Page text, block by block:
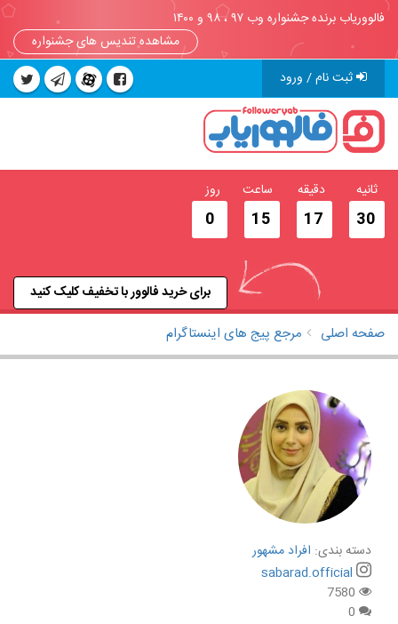
فالووریاب برنده جشنواره وب ۹۷ ، ۹۸ و ۱۴۰۰
مشاهده تندیس های جشنواره
ثبت نام / ورود
30
ثانیه
17
دقیقه
15
ساعت
0
روز
برای خرید فالوور با تخفیف کلیک کنید
صفحه اصلی مرجع پیج های اینستاگرام
دسته بندی: افراد مشهور
sabarad.official